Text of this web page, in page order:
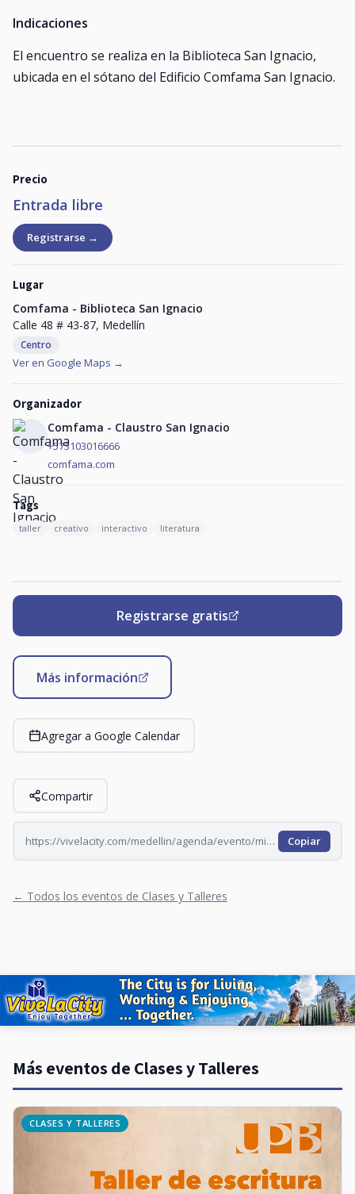
Indicaciones
El encuentro se realiza en la Biblioteca San Ignacio,
ubicada en el sótano del Edificio Comfama San Ignacio.
Precio
Entrada libre
Registrarse →
Lugar
Comfama - Biblioteca San Ignacio
Calle 48 # 43-87, Medellín
Centro
Ver en Google Maps →
Organizador
Comfama - Claustro San Ignacio
+573103016666
comfama.com
Tags
taller creativo interactivo literatura
Registrarse gratis
Más información
Agregar a Google Calendar
Compartir
https://vivelacity.com/medellin/agenda/evento/minerva-taller-editorial-2026-08-21 Copiar
← Todos los eventos de Clases y Talleres
Más eventos de Clases y Talleres
CLASES Y TALLERES